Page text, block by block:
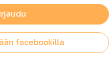
facebookilla